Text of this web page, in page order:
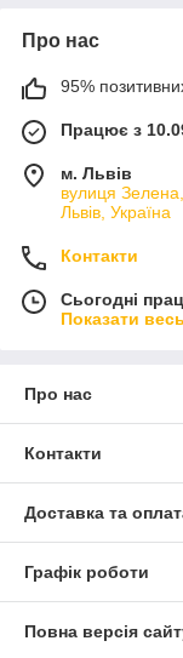
Про нас
95%
Працює з
м. Львів
вулиця
Львів, Україна
Контакти
Сьогодні
Показати
Про нас
Контакти
Доставка та
Графік роботи
Повна версія